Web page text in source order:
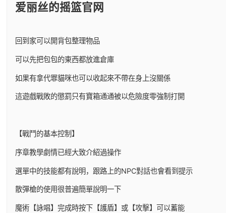
爱丽丝的摇篮官网
回到家可以開背包整理物品
可以先把包包的東西都放進倉庫
如果有拿代罪貓咪也可以收起來不帶在身上沒關係
這遊戲戰敗的懲罰只有寶箱通通被以危險度零強制打開
【戰鬥的基本控制】
序章教學劇情已經大致介紹過操作
選單中的技能都有說明，跟路上的NPC對話也會看到提示
散彈槍的使用很普遍簡單說明一下
魔術【詠唱】完成時按下【護盾】或【攻擊】可以蓄能